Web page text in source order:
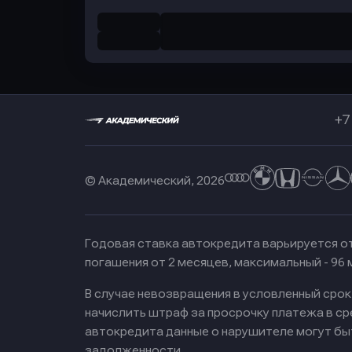
© Академический, 2026
Годовая ставка автокредита варьируется
погашения от 2 месяцев, максимальный -
В случае невозвращения в условленный
начислить штраф за просрочку платежа в
автокредита данные о нарушителе могут